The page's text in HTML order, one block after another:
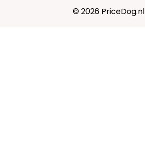
© 2026 PriceDog.nl